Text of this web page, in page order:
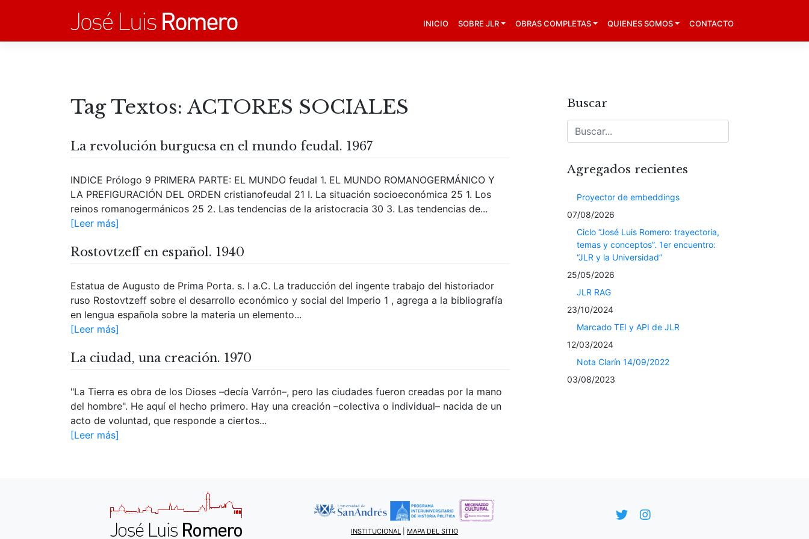
INICIO SOBRE JLR OBRAS COMPLETAS QUIENES SOMOS CONTACTO
Tag Textos: ACTORES SOCIALES
La revolución burguesa en el mundo feudal. 1967
INDICE Prólogo 9 PRIMERA PARTE: EL MUNDO feudal 1. EL MUNDO ROMANOGERMÁNICO Y
LA PREFIGURACIÓN DEL ORDEN cristianofeudal 21 I. La situación socioeconómica 25 1. Los
reinos romanogermánicos 25 2. Las tendencias de la aristocracia 30 3. Las tendencias de...
[Leer más]
Rostovtzeff en español. 1940
Estatua de Augusto de Prima Porta. s. I a.C. La traducción del ingente trabajo del historiador
ruso Rostovtzeff sobre el desarrollo económico y social del Imperio 1 , agrega a la bibliografía
en lengua española sobre la materia un elemento...
[Leer más]
La ciudad, una creación. 1970
"La Tierra es obra de los Dioses –decía Varrón–, pero las ciudades fueron creadas por la mano
del hombre". He aquí el hecho primero. Hay una creación –colectiva o individual– nacida de un
acto de voluntad, que responde a ciertos...
[Leer más]
Buscar
Agregados recientes
Proyector de embeddings
07/08/2026
Ciclo “José Luis Romero: trayectoria,
temas y conceptos”. 1er encuentro:
“JLR y la Universidad”
25/05/2026
JLR RAG
23/10/2024
Marcado TEI y API de JLR
12/03/2024
Nota Clarín 14/09/2022
03/08/2023
INSTITUCIONAL MAPA DEL SITIO